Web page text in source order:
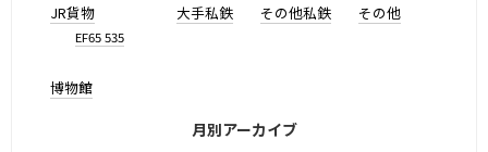
JR貨物
EF65 535
大手私鉄 その他私鉄 その他
博物館
月別アーカイブ